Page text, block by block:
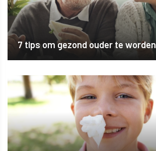
7 tips om gezond ouder te worden